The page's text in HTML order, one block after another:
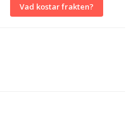
Vad kostar frakten?